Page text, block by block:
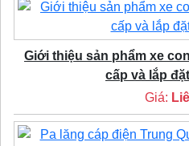
Giới thiệu sản phẩm xe
cấp và lắp
Giá: